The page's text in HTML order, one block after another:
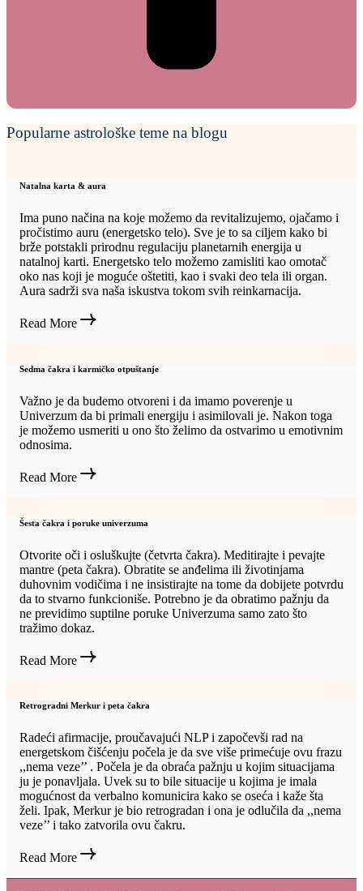
Popularne astrološke teme na blogu
Natalna karta & aura
Ima puno načina na koje možemo da revitalizujemo, ojačamo i
pročistimo auru (energetsko telo). Sve je to sa ciljem kako bi
brže potstakli prirodnu regulaciju planetarnih energija u
natalnoj karti. Energetsko telo možemo zamisliti kao omotač
oko nas koji je moguće oštetiti, kao i svaki deo tela ili organ.
Aura sadrži sva naša iskustva tokom svih reinkarnacija.
Read More
Sedma čakra i karmičko otpuštanje
Važno je da budemo otvoreni i da imamo poverenje u
Univerzum da bi primali energiju i asimilovali je. Nakon toga
je možemo usmeriti u ono što želimo da ostvarimo u emotivnim
odnosima.
Read More
Šesta čakra i poruke univerzuma
Otvorite oči i osluškujte (četvrta čakra). Meditirajte i pevajte
mantre (peta čakra). Obratite se anđelima ili životinjama
duhovnim vodičima i ne insistirajte na tome da dobijete potvrdu
da to stvarno funkcioniše. Potrebno je da obratimo pažnju da
ne previdimo suptilne poruke Univerzuma samo zato što
tražimo dokaz.
Read More
Retrogradni Merkur i peta čakra
Radeći afirmacije, proučavajući NLP i započevši rad na
energetskom čišćenju počela je da sve više primećuje ovu frazu
,,nema veze’’ . Počela je da obraća pažnju u kojim situacijama
ju je ponavljala. Uvek su to bile situacije u kojima je imala
mogućnost da verbalno komunicira kako se oseća i kaže šta
želi. Ipak, Merkur je bio retrogradan i ona je odlučila da ,,nema
veze’’ i tako zatvorila ovu čakru.
Read More